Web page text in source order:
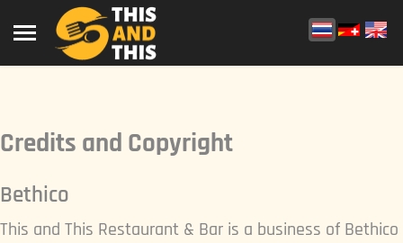
Credits and Copyright
Bethico
This and This Restaurant & Bar is a business of Bethico